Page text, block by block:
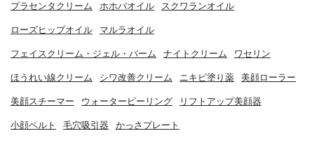
プラセンタクリーム ホホバオイル スクワランオイル
ローズヒップオイル マルラオイル
フェイスクリーム・ジェル・バーム ナイトクリーム ワセリン
ほうれい線クリーム シワ改善クリーム ニキビ塗り薬 美顔ローラー
美顔スチーマー ウォーターピーリング リフトアップ美顔器
小顔ベルト 毛穴吸引器 かっさプレート